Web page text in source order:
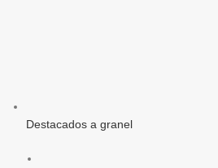
Destacados a granel